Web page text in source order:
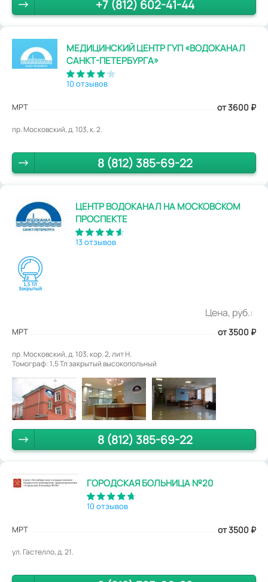
+7 (812) 602-41-44
МЕДИЦИНСКИЙ ЦЕНТР ГУП «ВОДОКАНАЛ
САНКТ-ПЕТЕРБУРГА»
10 отзывов
МРТ от 3600 ₽
пр. Московский, д. 103, к. 2.
8 (812) 385-69-22
ЦЕНТР ВОДОКАНАЛ НА МОСКОВСКОМ
ПРОСПЕКТЕ
13 отзывов
Цена, руб.:
МРТ от 3500 ₽
пр. Московский, д. 103, кор. 2, лит Н.
Томограф: 1,5 Тл закрытый высокопольный
8 (812) 385-69-22
ГОРОДСКАЯ БОЛЬНИЦА №20
10 отзывов
МРТ от 3500 ₽
ул. Гастелло, д. 21.